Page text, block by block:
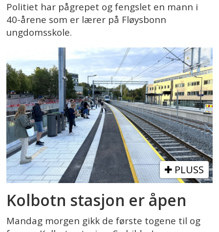
Politiet har pågrepet og fengslet en mann i
40-årene som er lærer på Fløysbonn
ungdomsskole.
PLUSS
Kolbotn stasjon er åpen
Mandag morgen gikk de første togene til og